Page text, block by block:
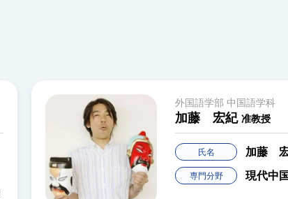
外国語学部 中国語学科
加藤 宏紀 准教授
氏名 加藤
専門分野 現代中